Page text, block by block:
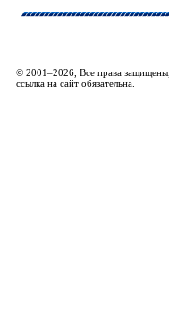
© 2001–2026, Все права защищены,
ссылка на сайт обязательна.